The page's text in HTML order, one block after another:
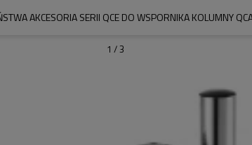
AKCESORIA SERII QCE DO WSPORNIKA KOLUMNY
1 /3